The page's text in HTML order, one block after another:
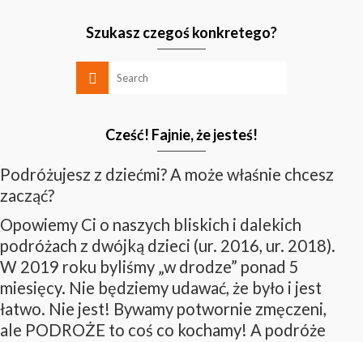
Szukasz czegoś konkretego?
Cześć! Fajnie, że jesteś!
Podróżujesz z dziećmi? A może właśnie chcesz
zacząć?
Opowiemy Ci o naszych bliskich i dalekich
podróżach z dwójką dzieci (ur. 2016, ur. 2018).
W 2019 roku byliśmy „w drodze” ponad 5
miesięcy. Nie będziemy udawać, że było i jest
łatwo. Nie jest! Bywamy potwornie zmęczeni,
ale PODROŻE to coś co kochamy! A podróże